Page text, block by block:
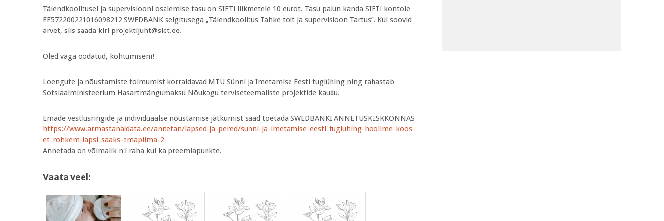
Täiendkoolitusel ja supervisiooni osalemise tasu on SIETi liikmetele 10 eurot. Tasu palun kanda SIETi kontole
EE572200221016098212 SWEDBANK selgitusega „Täiendkoolitus Tahke toit ja supervisioon Tartus”. Kui soovid
arvet, siis saada kiri projektijuht@siet.ee.
Oled väga oodatud, kohtumiseni!
Loengute ja nõustamiste toimumist korraldavad MTÜ Sünni ja Imetamise Eesti tugiühing ning rahastab
Sotsiaalministeerium Hasartmängumaksu Nõukogu terviseteemaliste projektide kaudu.
Emade vestlusringide ja individuaalse nõustamise jätkumist saad toetada SWEDBANKI ANNETUSKESKKONNAS
https://www.armastanaidata.ee/annetan/lapsed-ja-pered/sunni-ja-imetamise-eesti-tugiuhing-hoolime-koos-
et-rohkem-lapsi-saaks-emapiima-2
Annetada on võimalik nii raha kui ka preemiapunkte.
Vaata veel: